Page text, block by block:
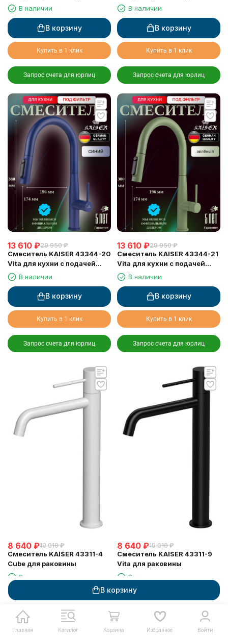
В корзину
фильтрованной воды
В наличии
В корзину
Купить в 1 клик
Запрос счета для юрлиц
фильтрованной воды
В наличии
В корзину
Купить в 1 клик
Запрос счета для юрлиц
13 610 ₽29 950 ₽
Смеситель KAISER 43344-20
Vita для кухни с подачей
фильтрованной воды
В наличии
В корзину
Купить в 1 клик
Запрос счета для юрлиц
13 610 ₽29 950 ₽
Смеситель KAISER 43344-21
Vita для кухни с подачей
фильтрованной воды
В наличии
В корзину
Купить в 1 клик
Запрос счета для юрлиц
8 640 ₽19 010 ₽
Смеситель KAISER 43311-4
Cube для раковины
В наличии
Купить в 1 клик
8 640 ₽19 010 ₽
Смеситель KAISER 43311-9
Vita для раковины
В наличии
Купить в 1 клик
Главная Каталог Корзина Избранное Войти